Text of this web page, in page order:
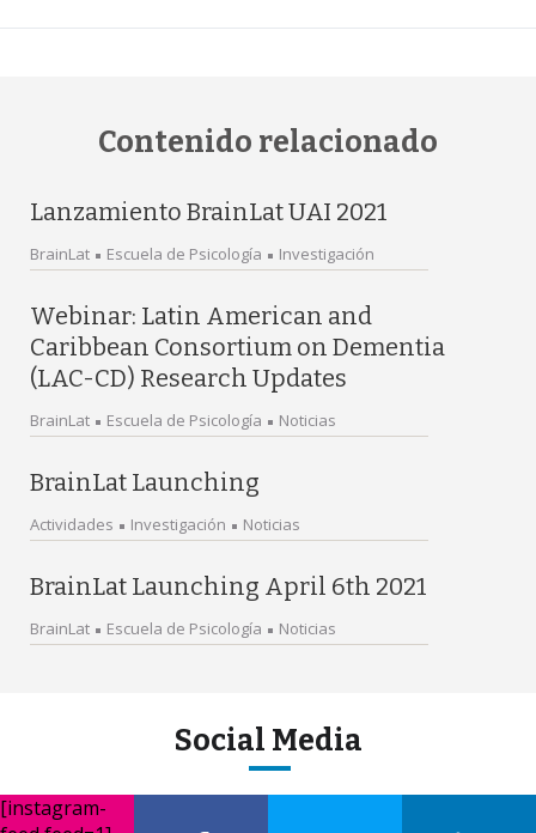
Contenido relacionado
Lanzamiento BrainLat UAI 2021
BrainLat Escuela de Psicología Investigación
Webinar: Latin American and
Caribbean Consortium on Dementia
(LAC-CD) Research Updates
BrainLat Escuela de Psicología Noticias
BrainLat Launching
Actividades Investigación Noticias
BrainLat Launching April 6th 2021
BrainLat Escuela de Psicología Noticias
Social Media
[instagram-